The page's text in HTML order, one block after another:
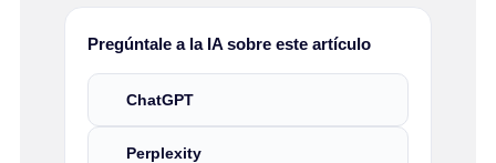
Pregúntale a la IA sobre este artículo
ChatGPT
Perplexity